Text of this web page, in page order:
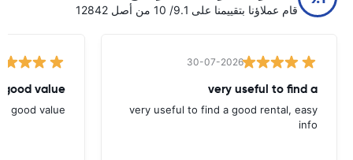
قام عملاؤنا بتقييمنا على 9.1/ 10 من أصل 12842
30-07-2026
very useful to find a
very useful to find a good rental, easy
info
value.
good value.